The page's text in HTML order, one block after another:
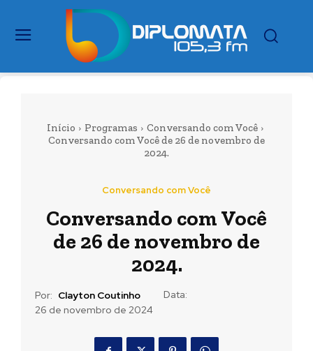
Início Programas
Conversando com Você
Conversando com Você de 26 de novembro de
2024.
Conversando com Você
Conversando com Você
de 26 de novembro de
2024.
Por: Clayton Coutinho
Data:
26 de novembro de 2024